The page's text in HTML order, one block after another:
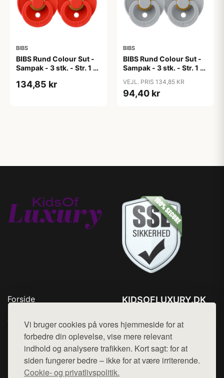
Vi bruger cookies på vores hjemmeside for at
forbedre din oplevelse, vise mere relevant
indhold og analysere trafikken. Kort sagt: for at
siden fungerer bedre – ikke for at være irriterende.
Cookie- og privatlivspolitik.
BIBS
BIBS Rund Colour Sut -
Sampak - 3 stk. - Str. 1 -
134,85 kr
BIBS
BIBS Rund Colour Sut -
Sampak - 3 stk. - Str. 1 -
VEJL. PRIS 134,85 KR
94,40 kr
Forside
Top Rabatter
Kontakt
KIDSOFLUXURY.DK
Mail: hej@want.dk
Cookie- og privatlivspolitik